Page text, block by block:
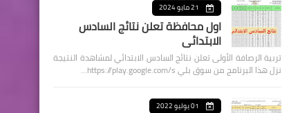
21 مايو 2024
اول محافظة تعلن نتائج السادس
الابتدائي
تربية الرصافة الأولى تعلن نتائج السادس الابتدائي لمشاهدة النتيجة
نزل هذا البرنامج من سوق بلي https://play.google.com/s…
01 يوليو 2022